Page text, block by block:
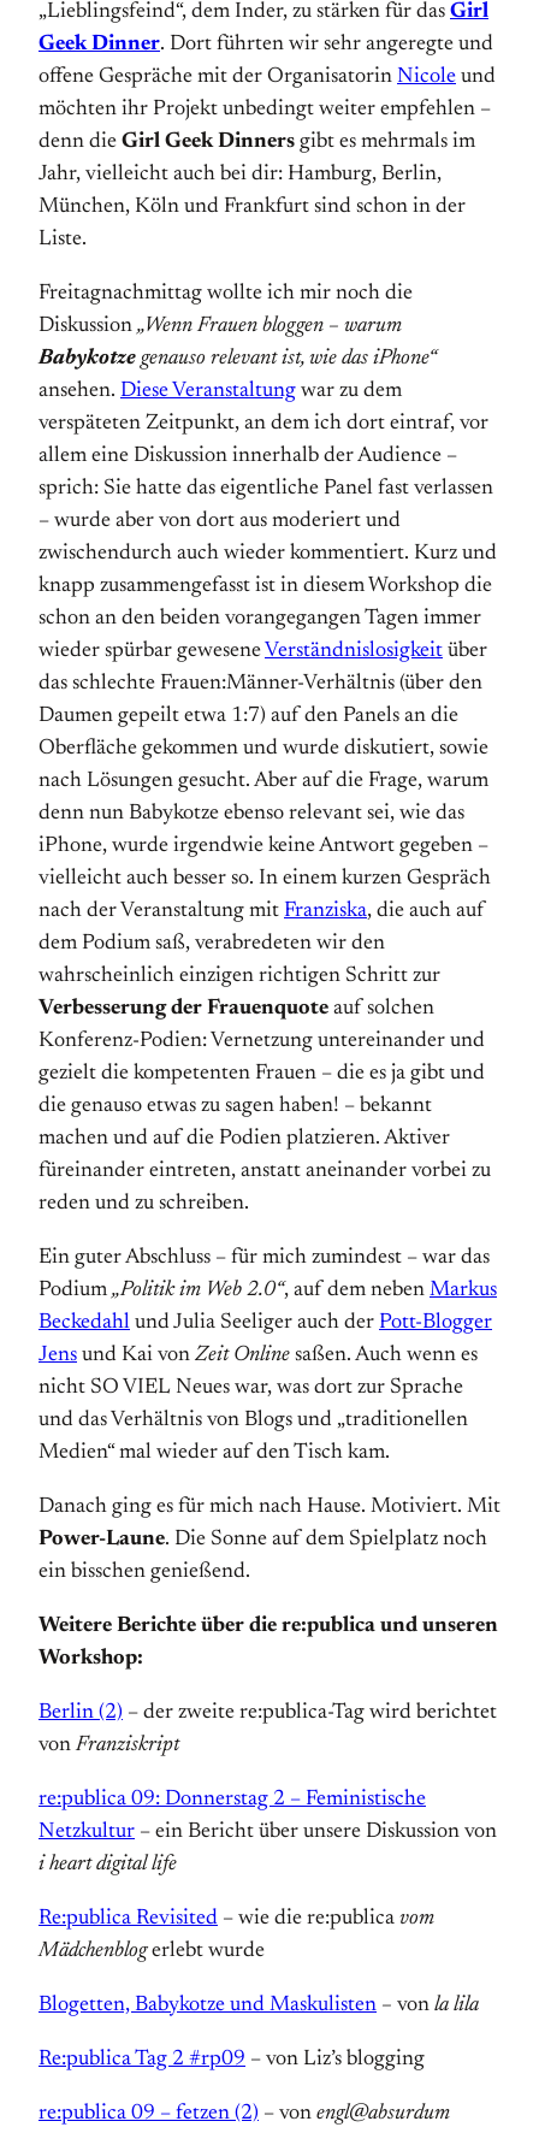
„Lieblingsfeind“, dem Inder, zu stärken für das Girl
Geek Dinner. Dort führten wir sehr angeregte und
offene Gespräche mit der Organisatorin Nicole und
möchten ihr Projekt unbedingt weiter empfehlen –
denn die Girl Geek Dinners gibt es mehrmals im
Jahr, vielleicht auch bei dir: Hamburg, Berlin,
München, Köln und Frankfurt sind schon in der
Liste.
Freitagnachmittag wollte ich mir noch die
Diskussion „Wenn Frauen bloggen – warum
Babykotze genauso relevant ist, wie das iPhone“
ansehen. Diese Veranstaltung war zu dem
verspäteten Zeitpunkt, an dem ich dort eintraf, vor
allem eine Diskussion innerhalb der Audience –
sprich: Sie hatte das eigentliche Panel fast verlassen
– wurde aber von dort aus moderiert und
zwischendurch auch wieder kommentiert. Kurz und
knapp zusammengefasst ist in diesem Workshop die
schon an den beiden vorangegangen Tagen immer
wieder spürbar gewesene Verständnislosigkeit über
das schlechte Frauen:Männer-Verhältnis (über den
Daumen gepeilt etwa 1:7) auf den Panels an die
Oberfläche gekommen und wurde diskutiert, sowie
nach Lösungen gesucht. Aber auf die Frage, warum
denn nun Babykotze ebenso relevant sei, wie das
iPhone, wurde irgendwie keine Antwort gegeben –
vielleicht auch besser so. In einem kurzen Gespräch
nach der Veranstaltung mit Franziska, die auch auf
dem Podium saß, verabredeten wir den
wahrscheinlich einzigen richtigen Schritt zur
Verbesserung der Frauenquote auf solchen
Konferenz-Podien: Vernetzung untereinander und
gezielt die kompetenten Frauen – die es ja gibt und
die genauso etwas zu sagen haben! – bekannt
machen und auf die Podien platzieren. Aktiver
füreinander eintreten, anstatt aneinander vorbei zu
reden und zu schreiben.
Ein guter Abschluss – für mich zumindest – war das
Podium „Politik im Web 2.0“, auf dem neben Markus
Beckedahl und Julia Seeliger auch der Pott-Blogger
Jens und Kai von Zeit Online saßen. Auch wenn es
nicht SO VIEL Neues war, was dort zur Sprache
und das Verhältnis von Blogs und „traditionellen
Medien“ mal wieder auf den Tisch kam.
Danach ging es für mich nach Hause. Motiviert. Mit
Power-Laune. Die Sonne auf dem Spielplatz noch
ein bisschen genießend.
Weitere Berichte über die re:publica und unseren
Workshop:
Berlin (2) – der zweite re:publica-Tag wird berichtet
von Franziskript
re:publica 09: Donnerstag 2 – Feministische
Netzkultur – ein Bericht über unsere Diskussion von
i heart digital life
Re:publica Revisited – wie die re:publica vom
Mädchenblogerlebt wurde
Blogetten, Babykotze und Maskulisten – von la lila
Re:publica Tag 2 #rp09 – von Liz’s blogging
re:publica 09 – fetzen (2) – von engl@absurdum